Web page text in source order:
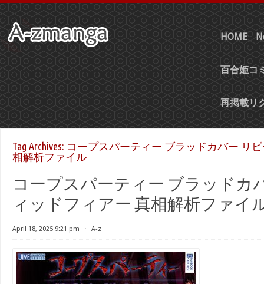
HOME
百合姫コ
再掲載リ
Tag Archives: コープスパーティー ブラッドカバー リ
相解析ファイル
コープスパーティー ブラッドカ
ィッドフィアー 真相解析ファイ
April 18, 2025 9:21 pm ⋅ A-z